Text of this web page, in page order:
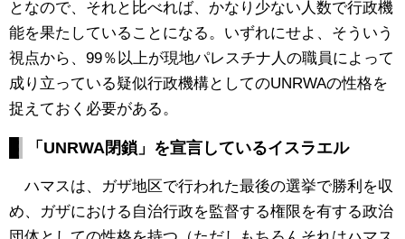
となので、それと比べれば、かなり少ない人数で行政機
能を果たしていることになる。いずれにせよ、そういう
視点から、99％以上が現地パレスチナ人の職員によって
成り立っている疑似行政機構としてのUNRWAの性格を
捉えておく必要がある。
「UNRWA閉鎖」を宣言しているイスラエル
ハマスは、ガザ地区で行われた最後の選挙で勝利を収
め、ガザにおける自治行政を監督する権限を有する政治